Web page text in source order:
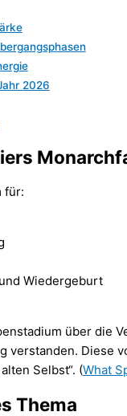
2026
für:
Wiedergeburt
über die
verstanden. Diese
Selbst“. (What
Thema